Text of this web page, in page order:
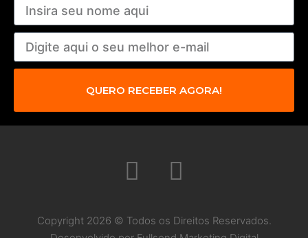
QUERO RECEBER AGORA!
Copyright 2026 © Todos os Direitos Reservados.